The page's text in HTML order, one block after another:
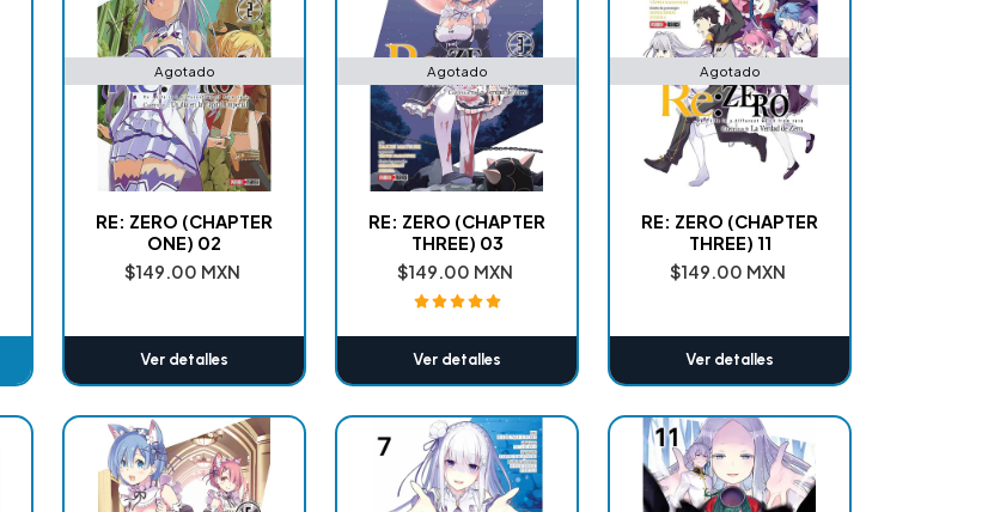
Agotado
RE: ZERO (CHAPTER
ONE) 02
$149.00 MXN
Ver detalles
Agotado
RE: ZERO (CHAPTER
THREE) 03
$149.00 MXN
Ver detalles
Agotado
RE: ZERO (CHAPTER
THREE) 11
$149.00 MXN
Ver detalles